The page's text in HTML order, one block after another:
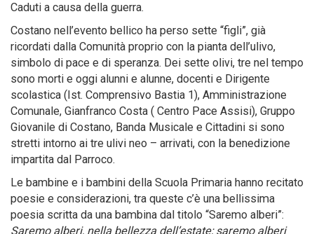
Caduti a causa della guerra.
Costano nell’evento bellico ha perso sette “figli”, già
ricordati dalla Comunità proprio con la pianta dell’ulivo,
simbolo di pace e di speranza. Dei sette olivi, tre nel tempo
sono morti e oggi alunni e alunne, docenti e Dirigente
scolastica (Ist. Comprensivo Bastia 1), Amministrazione
Comunale, Gianfranco Costa ( Centro Pace Assisi), Gruppo
Giovanile di Costano, Banda Musicale e Cittadini si sono
stretti intorno ai tre ulivi neo – arrivati, con la benedizione
impartita dal Parroco.
Le bambine e i bambini della Scuola Primaria hanno recitato
poesie e considerazioni, tra queste c’è una bellissima
poesia scritta da una bambina dal titolo “Saremo alberi”:
Saremo alberi, nella bellezza dell’estate; saremo alberi